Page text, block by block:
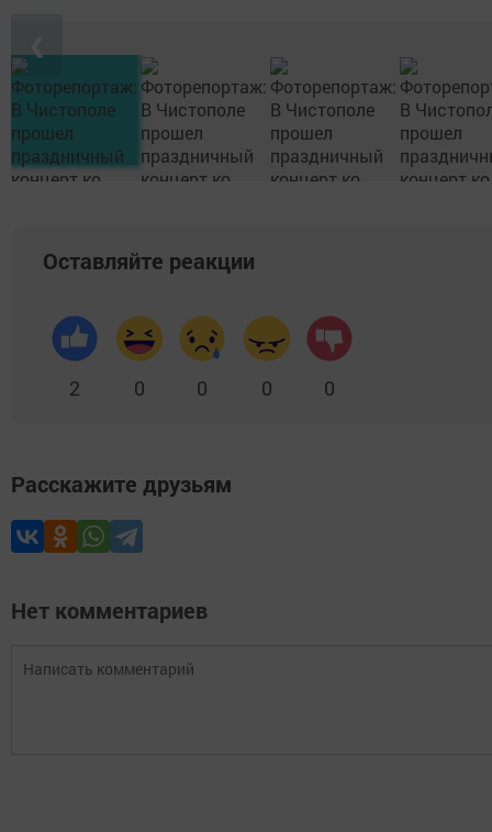
Оставляйте реакции
2 0 0 0 0
Расскажите друзьям
Нет комментариев